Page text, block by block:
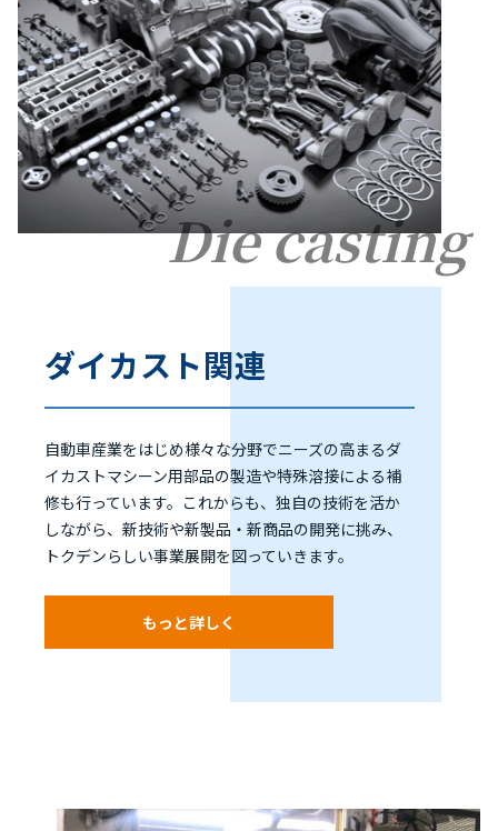
Die casting
ダイカスト関連
自動車産業をはじめ様々な分野でニーズの高まるダ
イカストマシーン用部品の製造や特殊溶接による補
修も行っています。これからも、独自の技術を活か
しながら、新技術や新製品・新商品の開発に挑み、
トクデンらしい事業展開を図っていきます。
もっと詳しく